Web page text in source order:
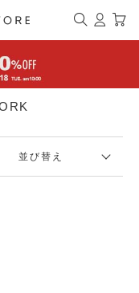
並び替え